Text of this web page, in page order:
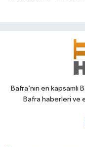
Bafra’nın en
Bafra haberleri ve